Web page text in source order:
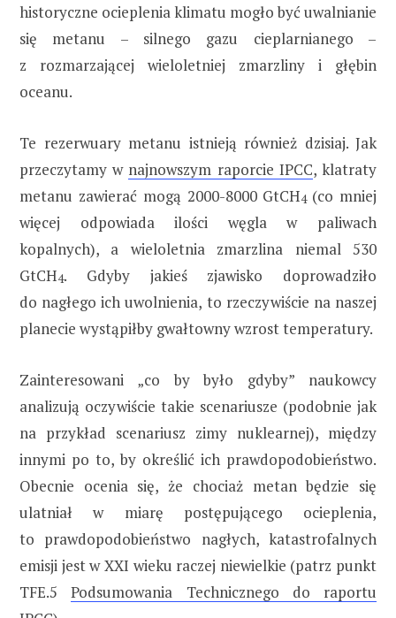
historyczne ocieplenia klimatu mogło być uwalnianie
się metanu – silnego gazu cieplarnianego –
z rozmarzającej wieloletniej zmarzliny i głębin
oceanu.
Te rezerwuary metanu istnieją również dzisiaj. Jak
przeczytamy w najnowszym raporcie IPCC, klatraty
metanu zawierać mogą 2000-8000 GtCH4 (co mniej
więcej odpowiada ilości węgla w paliwach
kopalnych), a wieloletnia zmarzlina niemal 530
GtCH4. Gdyby jakieś zjawisko doprowadziło
do nagłego ich uwolnienia, to rzeczywiście na naszej
planecie wystąpiłby gwałtowny wzrost temperatury.
Zainteresowani „co by było gdyby” naukowcy
analizują oczywiście takie scenariusze (podobnie jak
na przykład scenariusz zimy nuklearnej), między
innymi po to, by określić ich prawdopodobieństwo.
Obecnie ocenia się, że chociaż metan będzie się
ulatniał w miarę postępującego ocieplenia,
to prawdopodobieństwo nagłych, katastrofalnych
emisji jest w XXI wieku raczej niewielkie (patrz punkt
TFE.5Podsumowania Technicznego do raportu